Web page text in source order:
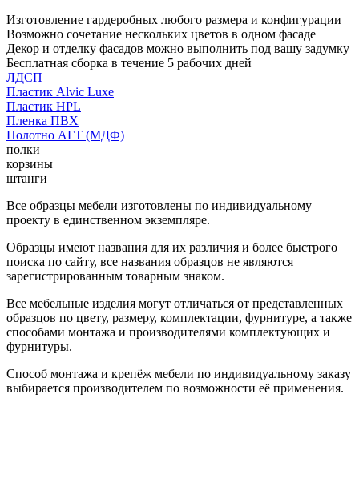
Изготовление гардеробных любого размера и конфигурации
Возможно сочетание нескольких цветов в одном фасаде
Декор и отделку фасадов можно выполнить под вашу задумку
Бесплатная сборка в течение 5 рабочих дней
ЛДСП
Пластик Alvic Luxe
Пластик HPL
Пленка ПВХ
Полотно АГТ (МДФ)
полки
корзины
штанги
Все образцы мебели изготовлены по индивидуальному
проекту в единственном экземпляре.
Образцы имеют названия для их различия и более быстрого
поиска по сайту, все названия образцов не являются
зарегистрированным товарным знаком.
Все мебельные изделия могут отличаться от представленных
образцов по цвету, размеру, комплектации, фурнитуре, а также
способами монтажа и производителями комплектующих и
фурнитуры.
Способ монтажа и крепёж мебели по индивидуальному заказу
выбирается производителем по возможности её применения.